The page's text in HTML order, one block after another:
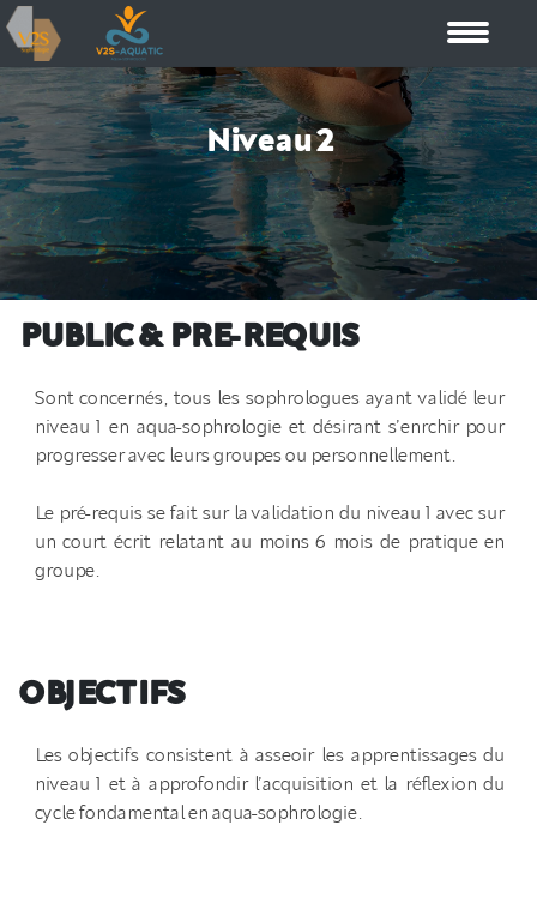
Niveau 2
PUBLIC & PRE-REQUIS
Sont concernés, tous les sophrologues ayant validé leur
niveau 1 en aqua-sophrologie et désirant s’enrchir pour
progresser avec leurs groupes ou personnellement.
Le pré-requis se fait sur la validation du niveau 1 avec sur
un court écrit relatant au moins 6 mois de pratique en
groupe.
OBJECTIFS
Les objectifs consistent à asseoir les apprentissages du
niveau 1 et à approfondir l’acquisition et la réflexion du
cycle fondamental en aqua-sophrologie.